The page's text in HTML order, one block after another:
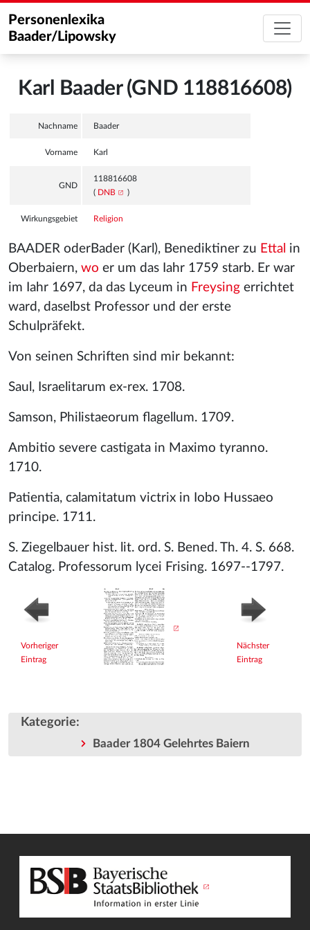
Personenlexika
Baader/Lipowsky
Karl Baader (GND 118816608)
Nachname Baader
Vorname Karl
GND
118816608
( DNB )
Wirkungsgebiet Religion
BAADER oderBader (Karl), Benediktiner zu Ettal in
Oberbaiern, wo er um das Iahr 1759 starb. Er war
im Iahr 1697, da das Lyceum in Freysing errichtet
ward, daselbst Professor und der erste
Schulpräfekt.
Von seinen Schriften sind mir bekannt:
Saul, Israelitarum ex-rex. 1708.
Samson, Philistaeorum flagellum. 1709.
Ambitio severe castigata in Maximo tyranno.
1710.
Patientia, calamitatum victrix in Iobo Hussaeo
principe. 1711.
S. Ziegelbauer hist. lit. ord. S. Bened. Th. 4. S. 668.
Catalog. Professorum lycei Frising. 1697--1797.
Vorheriger
Eintrag
Nächster
Eintrag
Kategorie:
Baader 1804 Gelehrtes Baiern